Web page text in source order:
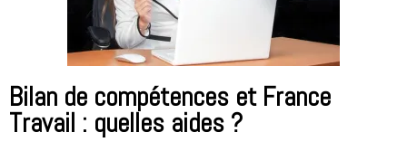
Bilan de compétences et France
Travail : quelles aides ?